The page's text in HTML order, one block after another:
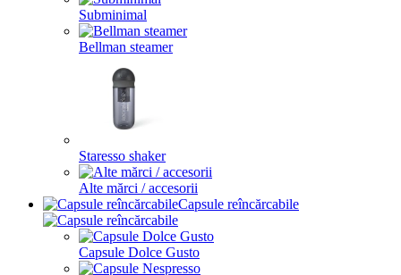
Subminimal
Bellman steamer
Staresso shaker
Alte mărci / accesorii
Capsule reîncărcabile
Capsule Dolce Gusto